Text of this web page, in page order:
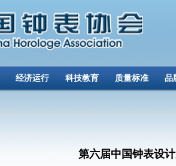
经济运行 科技教育 质量标准 品
第六届中国钟表设